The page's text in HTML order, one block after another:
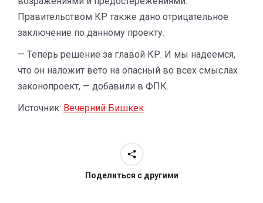
Правительством КР также дано отрицательное
заключение по данному проекту.
— Теперь решение за главой КР. И мы надеемся,
что он наложит вето на опасный во всех смыслах
законопроект, — добавили в ФПК.
Источник: Вечерний Бишкек
Поделиться с другими